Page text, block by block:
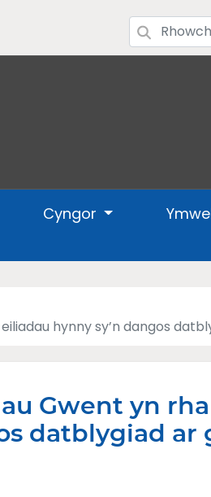
Cyngor
hynny sy’n dangos
Gwent yn
datblygiad ar